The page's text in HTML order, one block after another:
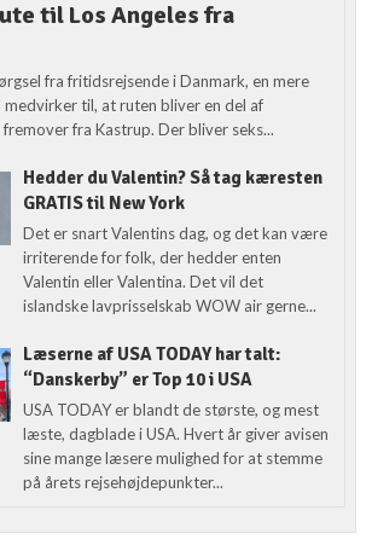
til Los Angeles fra
fra fritidsrejsende i Danmark, en mere
til, at ruten bliver en del af
fra Kastrup. Der bliver seks...
Hedder du Valentin? Så tag kæresten
GRATIS til New York
Det er snart Valentins dag, og det kan være
irriterende for folk, der hedder enten
Valentin eller Valentina. Det vil det
islandske lavprisselskab WOW air gerne...
Læserne af USA TODAY har talt:
“Danskerby” er Top 10 i USA
USA TODAY er blandt de største, og mest
læste, dagblade i USA. Hvert år giver avisen
sine mange læsere mulighed for at stemme
på årets rejsehøjdepunkter...